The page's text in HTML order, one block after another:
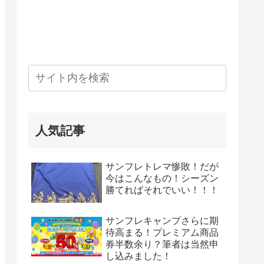
人気記事
サンフレトレマ惨敗！だが
今はこんなもの！シーズン
勝てればそれでいい！！！
サンフレキャンプさらに期
待高まる！プレミアム商品
券半数余り？筆者は当然申
し込みました！